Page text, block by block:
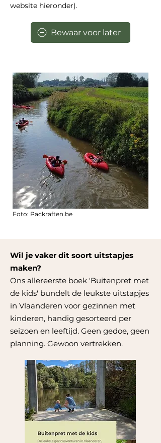
website hieronder).
Bewaar voor later
Foto: Packraften.be
Wil je vaker dit soort uitstapjes
maken?
Ons allereerste boek 'Buitenpret met
de kids' bundelt de leukste uitstapjes
in Vlaanderen voor gezinnen met
kinderen, handig gesorteerd per
seizoen en leeftijd. Geen gedoe, geen
planning. Gewoon vertrekken.